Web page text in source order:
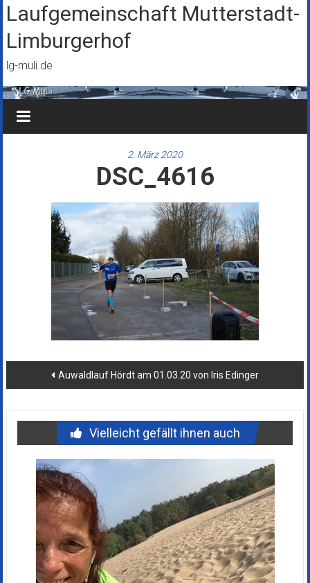
Zum
Inhalt
springen
Laufgemeinschaft Mutterstadt-
Limburgerhof
lg-muli.de
2. März 2020
DSC_4616
Beitragsnavigation
Auwaldlauf Hördt am 01.03.20 von Iris Edinger
Vielleicht gefällt ihnen auch